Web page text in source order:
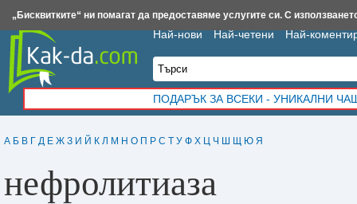
А Б В Г Д Е Ж З И Й К Л М Н О П Р С Т У Ф Х Ц Ч Ш Щ Ю Я
нефролитиаза
Най-нови Най-четени Най-
ПОДАРЪК ЗА ВСЕКИ - УНИКАЛНИ
Insert.bg Framar.bg Kak-da.com Iztochnik.com BauBau.bg NewAge.bg
„Бисквитките“ ни помагат да предоставяме услугите си. С